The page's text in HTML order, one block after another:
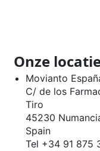
Onze
Movianto
C/ de los
Tiro
45230
Spain
Tel +34 91 875